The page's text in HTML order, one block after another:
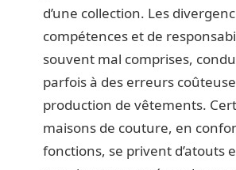
d’une collection. Les
compétences et de
souvent mal comprises,
parfois à des erreurs
production de vêtements.
maisons de couture, en
fonctions, se privent d’atouts